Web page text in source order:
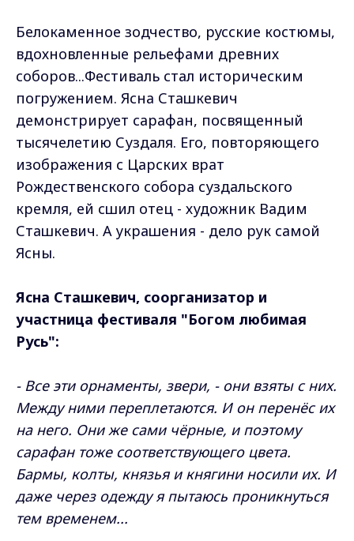
Белокаменное зодчество, русские костюмы,
вдохновленные рельефами древних
соборов...Фестиваль стал историческим
погружением. Ясна Сташкевич
демонстрирует сарафан, посвященный
тысячелетию Суздаля. Его, повторяющего
изображения с Царских врат
Рождественского собора суздальского
кремля, ей сшил отец - художник Вадим
Сташкевич. А украшения - дело рук самой
Ясны.
Ясна Сташкевич, соорганизатор и
участница фестиваля "Богом любимая
Русь":
- Все эти орнаменты, звери, - они взяты с них.
Между ними переплетаются. И он перенёс их
на него. Они же сами чёрные, и поэтому
сарафан тоже соответствующего цвета.
Бармы, колты, князья и княгини носили их. И
даже через одежду я пытаюсь проникнуться
тем временем...